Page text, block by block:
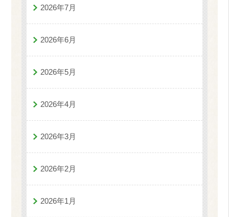
2026年7月
2026年6月
2026年5月
2026年4月
2026年3月
2026年2月
2026年1月